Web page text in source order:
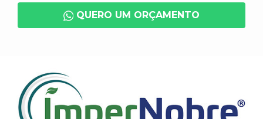
QUERO UM ORÇAMENTO